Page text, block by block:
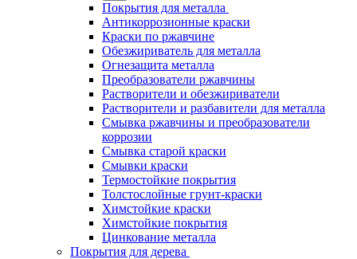
Покрытия для металла
Антикоррозионные краски
Краски по ржавчине
Обезжириватель для металла
Огнезащита металла
Преобразователи ржавчины
Растворители и обезжириватели
Растворители и разбавители для металла
Смывка ржавчины и преобразователи
коррозии
Смывка старой краски
Смывки краски
Термостойкие покрытия
Толстослойные грунт-краски
Химстойкие краски
Химстойкие покрытия
Цинкование металла
Покрытия для дерева